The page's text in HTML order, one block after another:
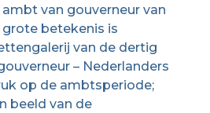
van gouverneur van
betekenis is
van de dertig
– Nederlanders
op de ambtsperiode;
beeld van de